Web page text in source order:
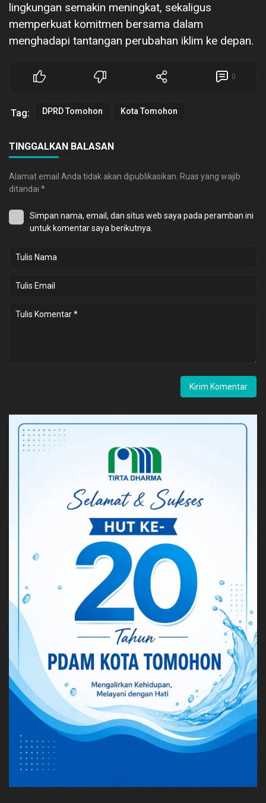
lingkungan semakin meningkat, sekaligus
memperkuat komitmen bersama dalam
menghadapi tantangan perubahan iklim ke depan.
0
Tag: DPRD Tomohon Kota Tomohon
TINGGALKAN BALASAN
Alamat email Anda tidak akan dipublikasikan. Ruas yang wajib
ditandai *
Simpan nama, email, dan situs web saya pada peramban ini
untuk komentar saya berikutnya.